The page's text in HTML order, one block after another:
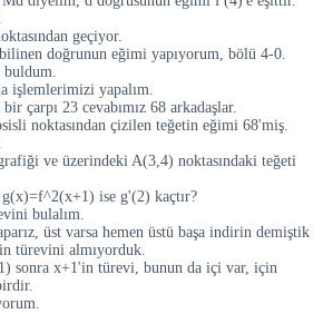
geçiyor.
doğrunun eğimi yapıyorum, bölü 4-0.
buldum.
işlemlerimizi yapalım.
çarpı 23 cevabımız 68 arkadaşlar.
noktasından çizilen teğetin eğimi 68'miş.
ve üzerindeki A(3,4) noktasındaki teğeti
ise g'(2) kaçtır?
bulalım.
üst varsa hemen üstü başa indirin demiştik
türevini almıyorduk.
sonra x+1'in türevi, bunun da içi var, için